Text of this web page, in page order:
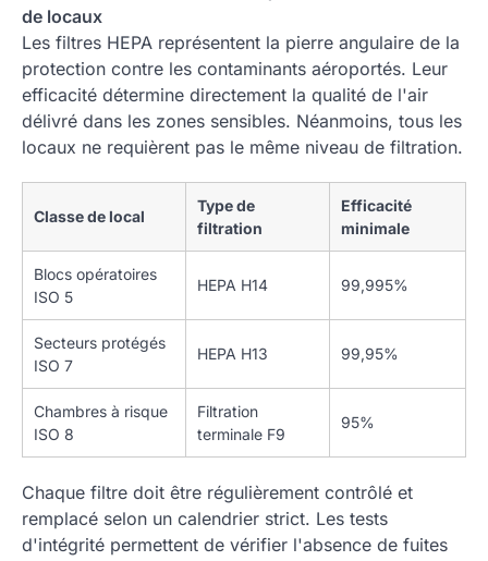
de locaux
Les filtres HEPA représentent la pierre angulaire de la
protection contre les contaminants aéroportés. Leur
efficacité détermine directement la qualité de l'air
délivré dans les zones sensibles. Néanmoins, tous les
locaux ne requièrent pas le même niveau de filtration.
Classe de local
Type de
filtration
Efficacité
minimale
Blocs opératoires
ISO 5
HEPA H14 99,995%
Secteurs protégés
ISO 7
HEPA H13 99,95%
Chambres à risque
ISO 8
Filtration
terminale F9
95%
Chaque filtre doit être régulièrement contrôlé et
remplacé selon un calendrier strict. Les tests
d'intégrité permettent de vérifier l'absence de fuites